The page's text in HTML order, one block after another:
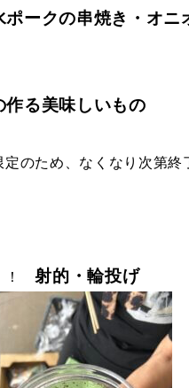
ポークの串焼き・オニ
作る美味しいもの
のため、なくなり次第終
！射的・輪投げ